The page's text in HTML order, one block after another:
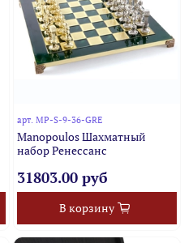
арт. MP-S-9-36-GRE
Manopoulos Шахматный
набор Ренессанс
31803.00 руб
В корзину